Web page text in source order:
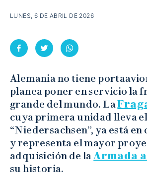
LUNES, 6 DE ABRIL DE 2026
Alemania no tiene
planea poner en servicio la
grande del mundo. La
cuya primera unidad lleva
“Niedersachsen”, ya está
y representa el mayor
adquisición de laArmada
su historia.